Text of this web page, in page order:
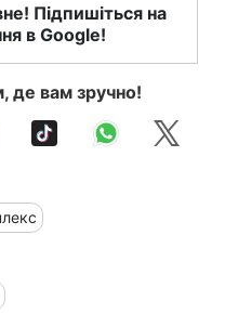
Підпишіться на
в Google!
де вам зручно!